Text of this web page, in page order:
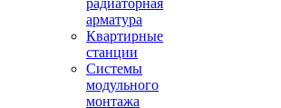
радиаторная
арматура
Квартирные
станции
Системы
модульного
монтажа